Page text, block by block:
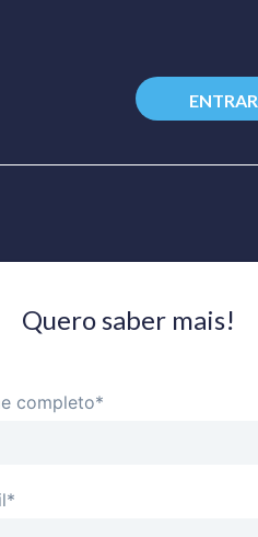
ENTRAR
Quero saber mais!
completo*